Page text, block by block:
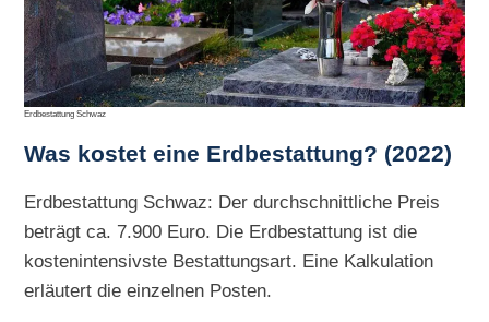
Erdbestattung Schwaz
Was kostet eine Erdbestattung? (2022)
Erdbestattung Schwaz: Der durchschnittliche Preis
beträgt ca. 7.900 Euro. Die Erdbestattung ist die
kostenintensivste Bestattungsart. Eine Kalkulation
erläutert die einzelnen Posten.